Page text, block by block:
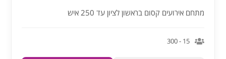
מתחם אירועים קסום בראשון לציון עד 250 איש
15 - 300